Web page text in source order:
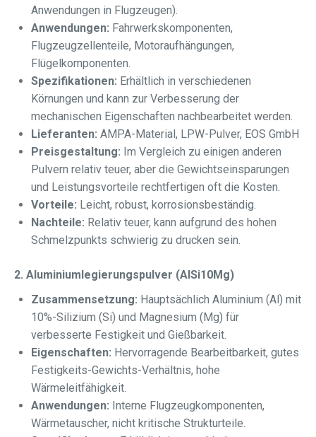
Anwendungen in Flugzeugen).
Anwendungen: Fahrwerkskomponenten,
Flugzeugzellenteile, Motoraufhängungen,
Flügelkomponenten.
Spezifikationen: Erhältlich in verschiedenen
Körnungen und kann zur Verbesserung der
mechanischen Eigenschaften nachbearbeitet werden.
Lieferanten: AMPA-Material, LPW-Pulver, EOS GmbH
Preisgestaltung: Im Vergleich zu einigen anderen
Pulvern relativ teuer, aber die Gewichtseinsparungen
und Leistungsvorteile rechtfertigen oft die Kosten.
Vorteile: Leicht, robust, korrosionsbeständig.
Nachteile: Relativ teuer, kann aufgrund des hohen
Schmelzpunkts schwierig zu drucken sein.
2. Aluminiumlegierungspulver (AlSi10Mg)
Zusammensetzung: Hauptsächlich Aluminium (Al) mit
10%-Silizium (Si) und Magnesium (Mg) für
verbesserte Festigkeit und Gießbarkeit.
Eigenschaften: Hervorragende Bearbeitbarkeit, gutes
Festigkeits-Gewichts-Verhältnis, hohe
Wärmeleitfähigkeit.
Anwendungen: Interne Flugzeugkomponenten,
Wärmetauscher, nicht kritische Strukturteile.